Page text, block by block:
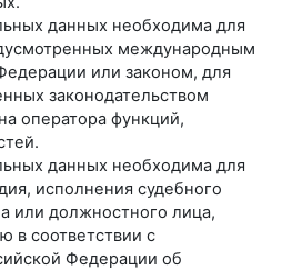
данных необходима для
международным
или законом, для
законодательством
оператора функций,
данных необходима для
исполнения судебного
или должностного лица,
в соответствии с
Федерации об